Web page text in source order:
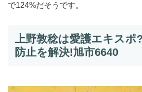
で124%だそうです。
上野敦稔は愛護エキスポ
防止を解決!旭市6640